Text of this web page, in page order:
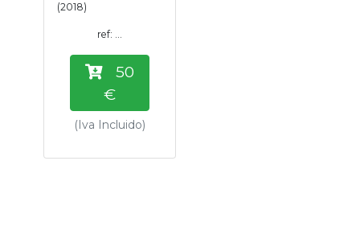
Formulario
Empresa
Contacto
(2018)
ref: ...
50
€
(Iva Incluido)